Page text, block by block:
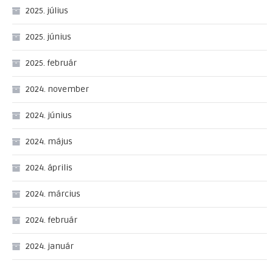
2025. július
2025. június
2025. február
2024. november
2024. június
2024. május
2024. április
2024. március
2024. február
2024. január